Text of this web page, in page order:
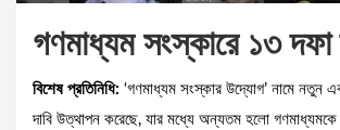
গণমাধ্যম সংস্কারে ১৩ দফা
বিশেষ প্রতিনিধি: ‘গণমাধ্যম সংস্কার উদ্যোগ’ নামে নতুন
দাবি উত্থাপন করেছে, যার মধ্যে অন্যতম হলো গণমাধ্যমকে